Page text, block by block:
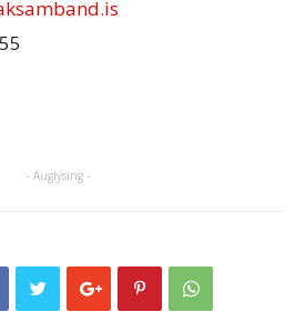
- Auglýsing -